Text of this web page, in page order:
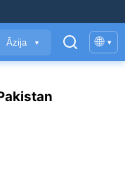
Āzija ▼ 🌐 ▾